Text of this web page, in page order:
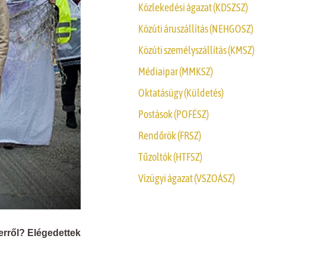
Elégedettek
Közlekedési ágazat (KDSZSZ)
Közúti áruszállítás (NEHGOSZ)
Közúti személyszállítás (KMSZ)
Médiaipar (MMKSZ)
Oktatásügy (Küldetés)
Postások (POFÉSZ)
Rendőrök (FRSZ)
Tűzoltók (HTFSZ)
Vízügyi ágazat (VSZOÁSZ)